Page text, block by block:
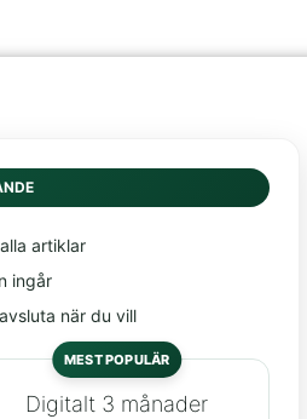
artiklar
ingår
när du vill
MEST POPULÄR
Digitalt 3 månader